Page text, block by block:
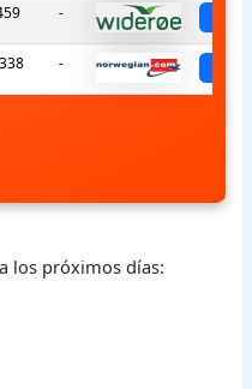
-
-
los próximos días: